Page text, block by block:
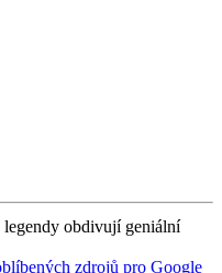
legendy obdivují geniální
zdrojů pro Google